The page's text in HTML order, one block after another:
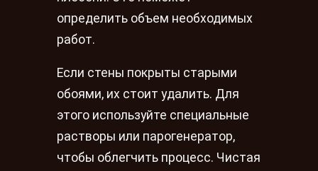
определить объем необходимых
работ.
Если стены покрыты старыми
обоями, их стоит удалить. Для
этого используйте специальные
растворы или парогенератор,
чтобы облегчить процесс. Чистая